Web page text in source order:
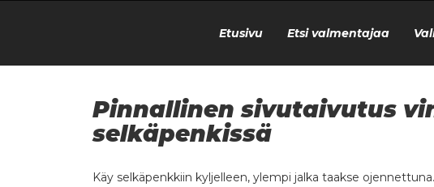
Etusivu Etsi valmentajaa
Pinnallinen sivutaivutus
selkäpenkissä
Käy selkäpenkkiin kyljelleen, ylempi jalka taakse